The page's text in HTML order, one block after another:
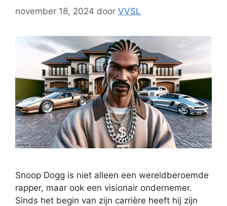
november 18, 2024 door VVSL
Snoop Dogg is niet alleen een wereldberoemde
rapper, maar ook een visionair ondernemer.
Sinds het begin van zijn carrière heeft hij zijn